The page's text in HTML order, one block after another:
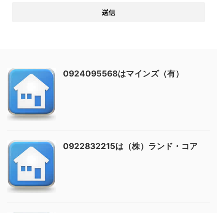
0924095568はマインズ（有）
0922832215は（株）ランド・コア